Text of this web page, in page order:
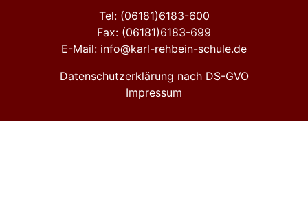
Tel: (06181)6183-600
Fax: (06181)6183-699
E-Mail: info@karl-rehbein-schule.de
Datenschutzerklärung nach DS-GVO
Impressum